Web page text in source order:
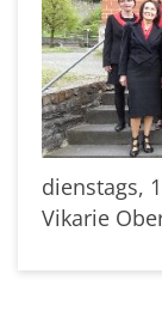
dienstags,
Vikarie